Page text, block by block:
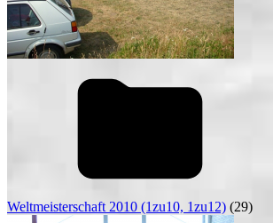
Weltmeisterschaft 2010 (1zu10, 1zu12) (29)